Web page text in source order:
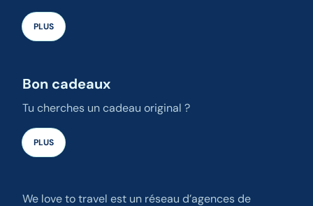
PLUS
Bon cadeaux
Tu cherches un cadeau original ?
PLUS
We love to travel est un réseau d’agences de